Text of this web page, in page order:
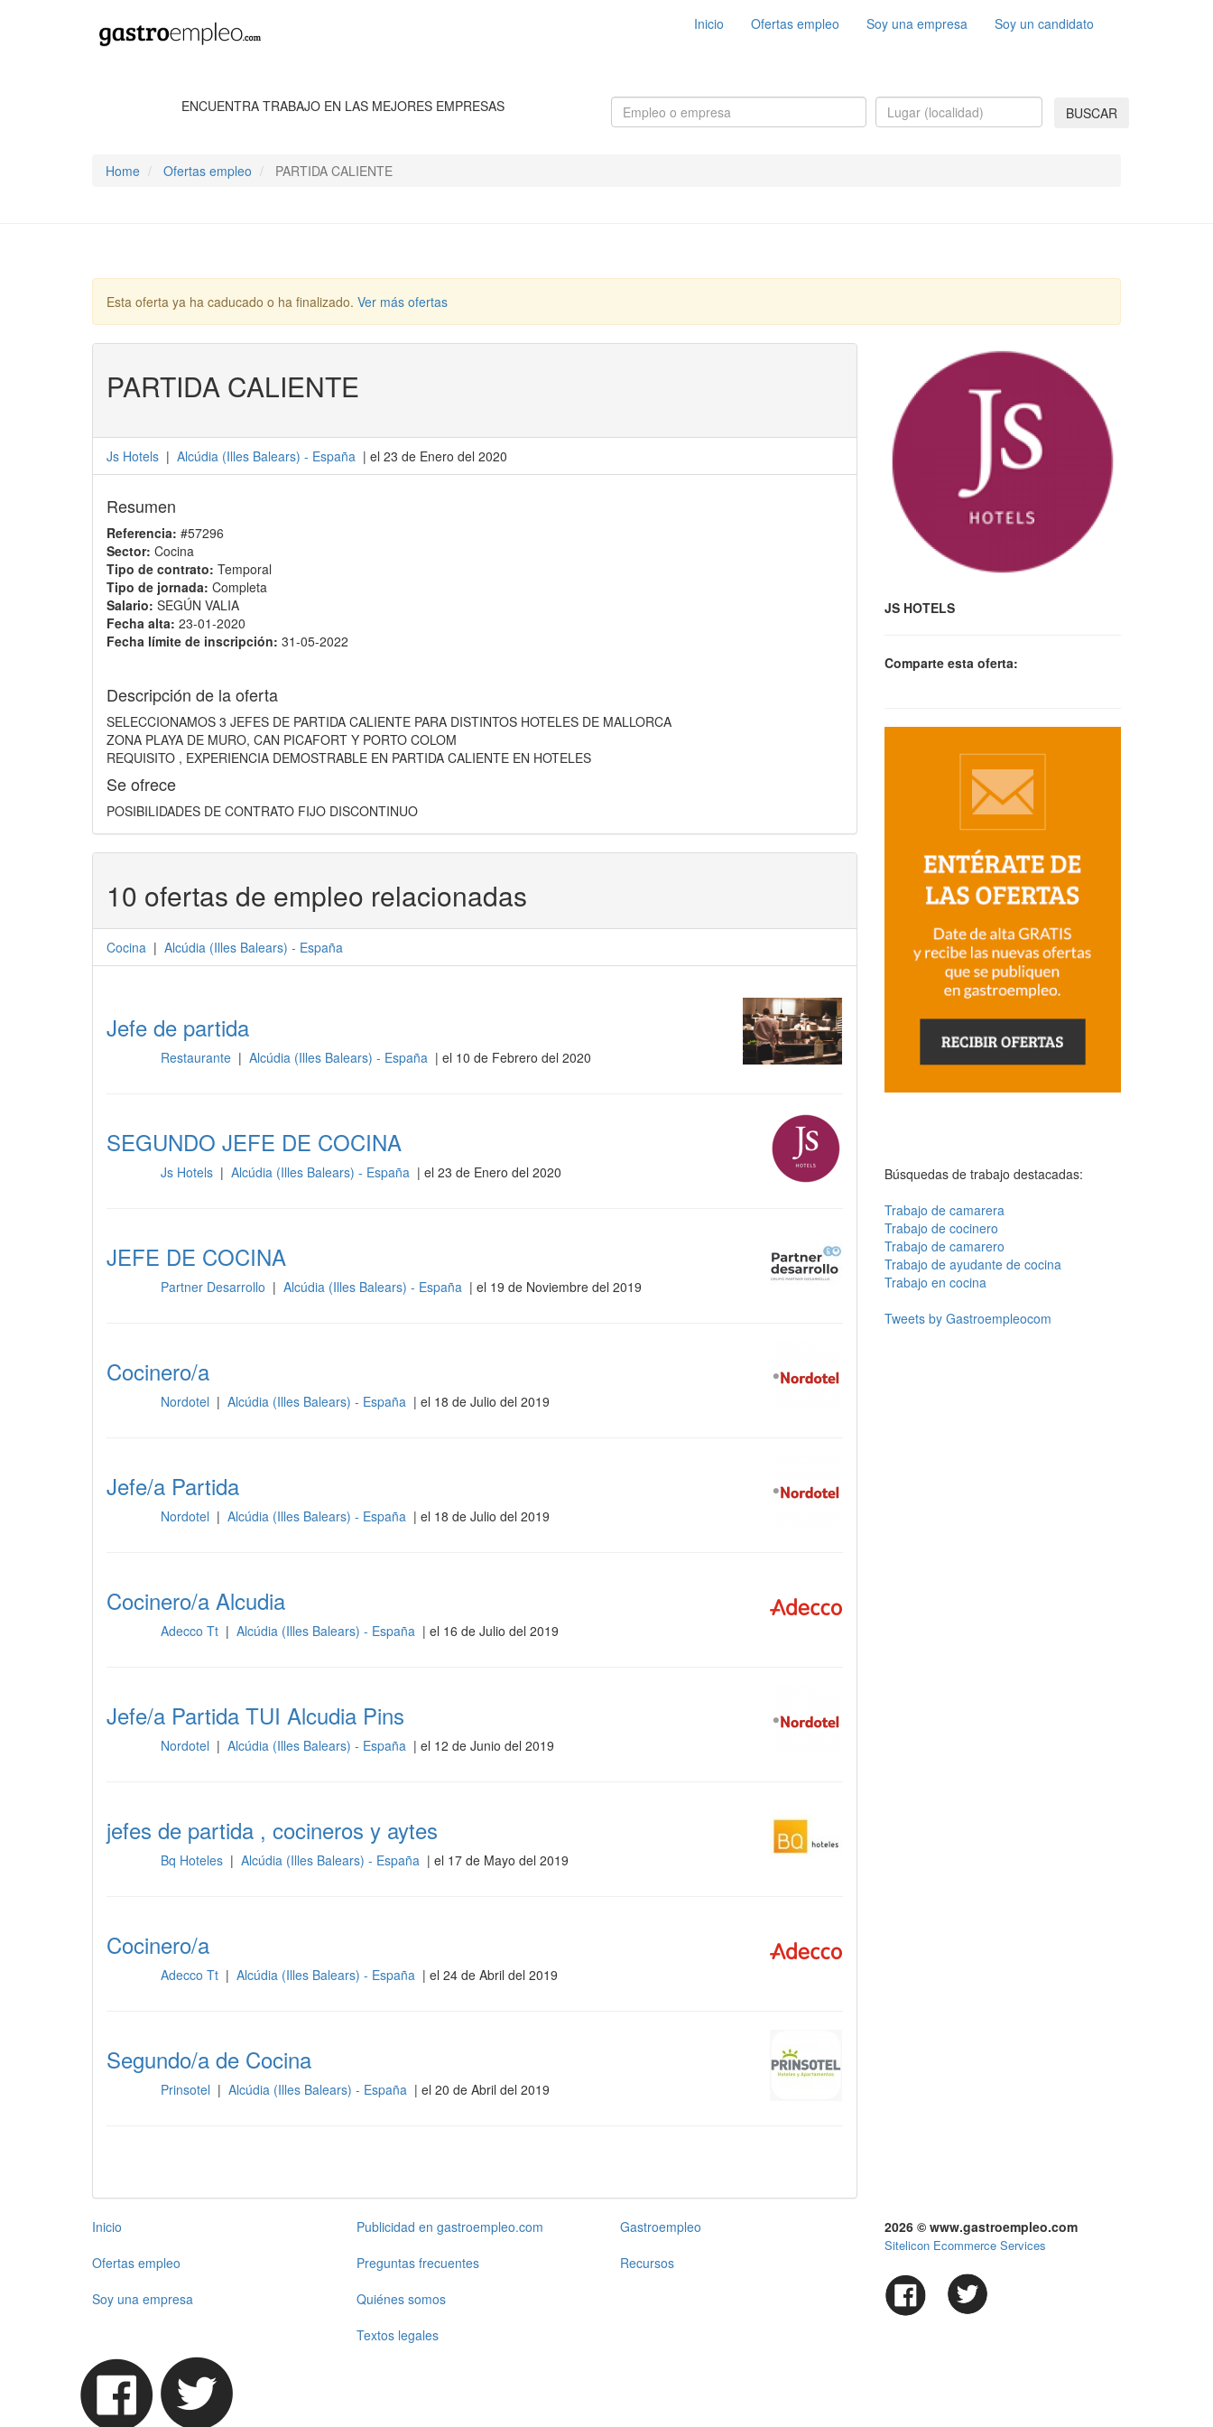
Inicio Ofertas empleo Soy una empresa Soy un candidato
ENCUENTRA TRABAJO EN LAS MEJORES EMPRESAS BUSCAR
Home Ofertas empleo PARTIDA CALIENTE
Esta oferta ya ha caducado o ha finalizado. Ver más ofertas
PARTIDA CALIENTE
Js Hotels | Alcúdia (Illes Balears) - España | el 23 de Enero del 2020
Resumen
Referencia: #57296
Sector: Cocina
Tipo de contrato: Temporal
Tipo de jornada: Completa
Salario: SEGÚN VALIA
Fecha alta: 23-01-2020
Fecha límite de inscripción: 31-05-2022
Descripción de la oferta
SELECCIONAMOS 3 JEFES DE PARTIDA CALIENTE PARA DISTINTOS HOTELES DE MALLORCA
ZONA PLAYA DE MURO, CAN PICAFORT Y PORTO COLOM
REQUISITO , EXPERIENCIA DEMOSTRABLE EN PARTIDA CALIENTE EN HOTELES
Se ofrece
POSIBILIDADES DE CONTRATO FIJO DISCONTINUO
10 ofertas de empleo relacionadas
Cocina | Alcúdia (Illes Balears) - España
Jefe de partida
Restaurante | Alcúdia (Illes Balears) - España | el 10 de Febrero del 2020
SEGUNDO JEFE DE COCINA
Js Hotels | Alcúdia (Illes Balears) - España | el 23 de Enero del 2020
JEFE DE COCINA
Partner Desarrollo | Alcúdia (Illes Balears) - España | el 19 de Noviembre del 2019
Cocinero/a
Nordotel | Alcúdia (Illes Balears) - España | el 18 de Julio del 2019
Jefe/a Partida
Nordotel | Alcúdia (Illes Balears) - España | el 18 de Julio del 2019
Cocinero/a Alcudia
Adecco Tt | Alcúdia (Illes Balears) - España | el 16 de Julio del 2019
Jefe/a Partida TUI Alcudia Pins
Nordotel | Alcúdia (Illes Balears) - España | el 12 de Junio del 2019
jefes de partida , cocineros y aytes
Bq Hoteles | Alcúdia (Illes Balears) - España | el 17 de Mayo del 2019
Cocinero/a
Adecco Tt | Alcúdia (Illes Balears) - España | el 24 de Abril del 2019
Segundo/a de Cocina
Prinsotel | Alcúdia (Illes Balears) - España | el 20 de Abril del 2019
JS HOTELS
Comparte esta oferta:
Búsquedas de trabajo destacadas:
Trabajo de camarera
Trabajo de cocinero
Trabajo de camarero
Trabajo de ayudante de cocina
Trabajo en cocina
Tweets by Gastroempleocom
Inicio
Ofertas empleo
Soy una empresa
Publicidad en gastroempleo.com
Preguntas frecuentes
Quiénes somos
Textos legales
Gastroempleo
Recursos
2026 © www.gastroempleo.com
Sitelicon Ecommerce Services